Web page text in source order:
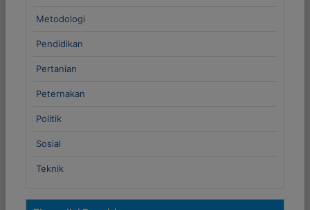
Metodologi
Pendidikan
Pertanian
Peternakan
Politik
Sosial
Teknik